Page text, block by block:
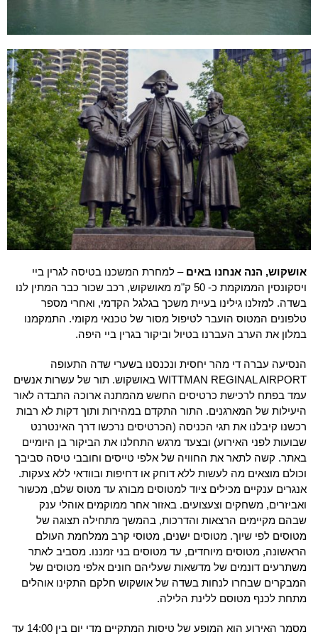
אושקוש, הנה אנחנו באים – למחרת המשכנו בטיסה לגרין ביי
ויסקונסין הממוקמת כ- 50 ק"מ מאושקוש, רכב שכור כבר המתין לנו
בשדה. למזלנו גילינו בעיית משכך בגלגל הקדמי, ואחרי מספר
טלפונים המטוס הועבר לטיפול מסור של טכנאי מקומי. התמקמנו
במלון את הערב העברנו בטיול וביקור בגרין ביי היפה.
הנסיעה עברה די מהר יחסית ונכנסנו בשערי שדה התעופה
WITTMAN REGINAL AIRPORT באושקוש. תור של עשרות אנשים
עמד בפתח לרכישת כרטיסים החשש מהמתנה ארוכה התבדה לאור
היעילות של המארגנים. התור התקדם במהירות ותוך דקות לא רבות
רכשנו קיבלנו את תגי הכניסה (הכרטיסים נרכשו דרך האינטרנט
שבועות לפני האירוע) ובצעד מרגש התחלנו את הביקור בן היומיים
באתר. קשה לתאר את החוויה של אלפי טייסים וחובבי טיסה סביבך
וכולם מוצאים מה לעשות ללא דוחק או דחיפות ובוודאי ללא צעקות.
אנגרים ענקיים מכילים ציוד למטוסים מבורג עד מטוס שלם, מכשור
ואביזרים, משחקים וצעצועים. באזור אחר ממוקמים אוהלי ענק
שבהם מקיימים הרצאות והדרכות, בהמשך מתחילה תצוגה של
מטוסים לפי שיוך. מטוסים ישנים, מטוסי קרב ממלחמת העולם
הראשונה, מטוסים מיוחדים, עד מטוסים בני זמננו. מסביב לאתר
משתרעים דונמים של מדשאות שעליהם חונים אלפי מטוסים של
המבקרים שבחרו לנחות בשדה של אושקוש חלקם התקינו אוהלים
מתחת לכנף מטוסם ללינת הלילה.
מסמר האירוע הוא המופע של טיסות המתקיים מדי יום בין 14:00 עד